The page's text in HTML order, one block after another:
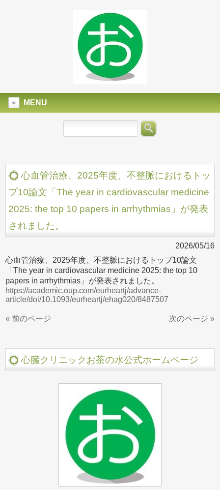
MENU
心血管治療、2025年度、不整脈におけるトッ
プ10論文「The year in cardiovascular medicine
2025: the top 10 papers in arrhythmias」が発表
されました。
2026/05/16
心血管治療、2025年度、不整脈におけるトップ10論文
「The year in cardiovascular medicine 2025: the top 10
papers in arrhythmias」が発表されました。
https://academic.oup.com/eurheartj/advance-
article/doi/10.1093/eurheartj/ehag020/8487507
« 前のページ 次のページ »
心臓クリニックお茶の水公式ホームページ